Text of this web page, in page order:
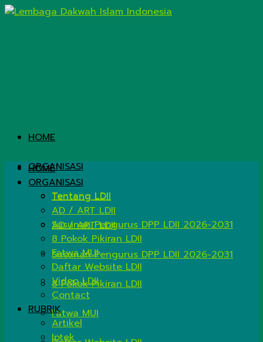
HOME
ORGANISASI
Tentang LDII
AD / ART LDII
Susunan Pengurus DPP LDII 2026-2031
8 Pokok Pikiran LDII
Fatwa MUI
HOME
ORGANISASI
Tentang LDII
AD / ART LDII
Susunan Pengurus DPP LDII 2026-2031
8 Pokok Pikiran LDII
Fatwa MUI
Daftar Website LDII
Video LDII
Contact
RUBRIK
Artikel
Iptek